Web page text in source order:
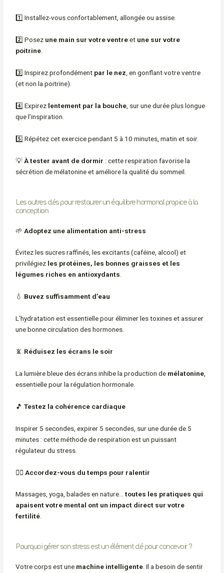
1️⃣ Installez-vous confortablement, allongée ou assise.
2️⃣ Posez une main sur votre ventreet une sur votre
poitrine
3️⃣ Inspirez profondément par le nez , en gonflant votre ventre
(et non la poitrine).
4️⃣ Expirez lentement par la bouche , sur une durée plus longue
que l’inspiration.
5️⃣ Répétez cet exercice pendant 5 à 10 minutes, matin et soir.
💡À tester avant de dormir : cette respiration favorise la
sécrétion de mélatonine et améliore la qualité du sommeil.
Les autres clés pour restaurer un équilibre hormonal propice à la
conception
🌱Adoptez une alimentation anti-stress
Évitez les sucres raffinés, les excitants (caféine, alcool) et
privilégiez les protéines, les bonnes graisses et les
légumes riches en antioxydants.
💧 Buvez suffisamment d’eau
L’hydratation est essentielle pour éliminer les toxines et assurer
une bonne circulation des hormones.
📵 Réduisez les écrans le soir
La lumière bleue des écrans inhibe la production de mélatonine
essentielle pour la régulation hormonale.
🎵Testez la cohérence cardiaque
Inspirer 5 secondes, expirer 5 secondes, sur une durée de 5
minutes : cette méthode de respiration est un puissant
régulateur du stress.
💆‍♀️Accordez-vous du temps pour ralentir
Massages, yoga, balades en nature…toutes les pratiques qui
apaisent votre mental ont un impact direct sur votre
fertilité.
Pourquoi gérer son stress est un élément clé pour concevoir ?
Votre corps est une machine intelligente. Il a besoin de sentir